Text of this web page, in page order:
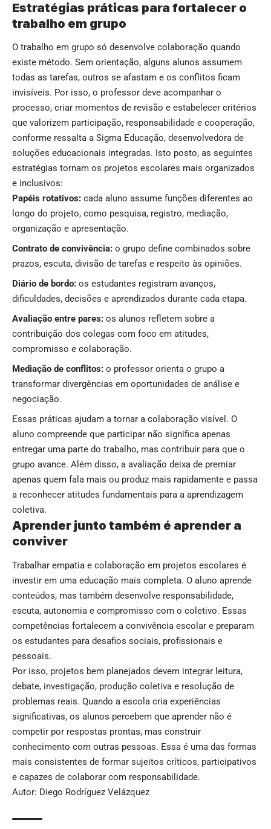
Estratégias práticas para fortalecer o
trabalho em grupo
O trabalho em grupo só desenvolve colaboração quando
existe método. Sem orientação, alguns alunos assumem
todas as tarefas, outros se afastam e os conflitos ficam
invisíveis. Por isso, o professor deve acompanhar o
processo, criar momentos de revisão e estabelecer critérios
que valorizem participação, responsabilidade e cooperação,
conforme ressalta a Sigma Educação, desenvolvedora de
soluções educacionais integradas. Isto posto, as seguintes
estratégias tornam os projetos escolares mais organizados
e inclusivos:
Papéis rotativos: cada aluno assume funções diferentes ao
longo do projeto, como pesquisa, registro, mediação,
organização e apresentação.
Contrato de convivência: o grupo define combinados sobre
prazos, escuta, divisão de tarefas e respeito às opiniões.
Diário de bordo: os estudantes registram avanços,
dificuldades, decisões e aprendizados durante cada etapa.
Avaliação entre pares: os alunos refletem sobre a
contribuição dos colegas com foco em atitudes,
compromisso e colaboração.
Mediação de conflitos: o professor orienta o grupo a
transformar divergências em oportunidades de análise e
negociação.
Essas práticas ajudam a tornar a colaboração visível. O
aluno compreende que participar não significa apenas
entregar uma parte do trabalho, mas contribuir para que o
grupo avance. Além disso, a avaliação deixa de premiar
apenas quem fala mais ou produz mais rapidamente e passa
a reconhecer atitudes fundamentais para a aprendizagem
coletiva.
Aprender junto também é aprender a
conviver
Trabalhar empatia e colaboração em projetos escolares é
investir em uma educação mais completa. O aluno aprende
conteúdos, mas também desenvolve responsabilidade,
escuta, autonomia e compromisso com o coletivo. Essas
competências fortalecem a convivência escolar e preparam
os estudantes para desafios sociais, profissionais e
pessoais.
Por isso, projetos bem planejados devem integrar leitura,
debate, investigação, produção coletiva e resolução de
problemas reais. Quando a escola cria experiências
significativas, os alunos percebem que aprender não é
competir por respostas prontas, mas construir
conhecimento com outras pessoas. Essa é uma das formas
mais consistentes de formar sujeitos críticos, participativos
e capazes de colaborar com responsabilidade.
Autor: Diego Rodríguez Velázquez